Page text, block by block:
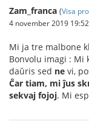
Zam_franca (Visa
4 november 2019
Mi ja tre malbone
Bonvolu imagi : Mi
daŭris sed ne vi,
Ĉar tiam, mi ĵus
sekvaj fojoj. Mi